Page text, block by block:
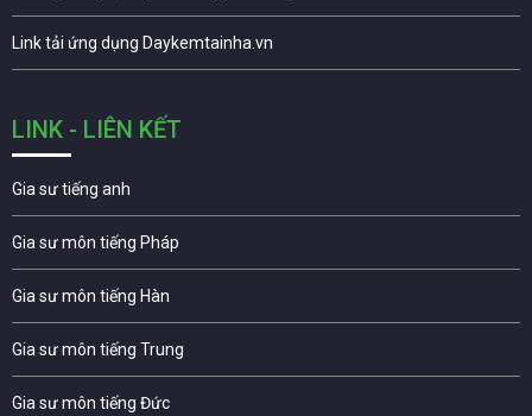
Link tải ứng dụng Daykemtainha.vn
LINK - LIÊN KẾT
Gia sư tiếng anh
Gia sư môn tiếng Pháp
Gia sư môn tiếng Hàn
Gia sư môn tiếng Trung
Gia sư môn tiếng Đức